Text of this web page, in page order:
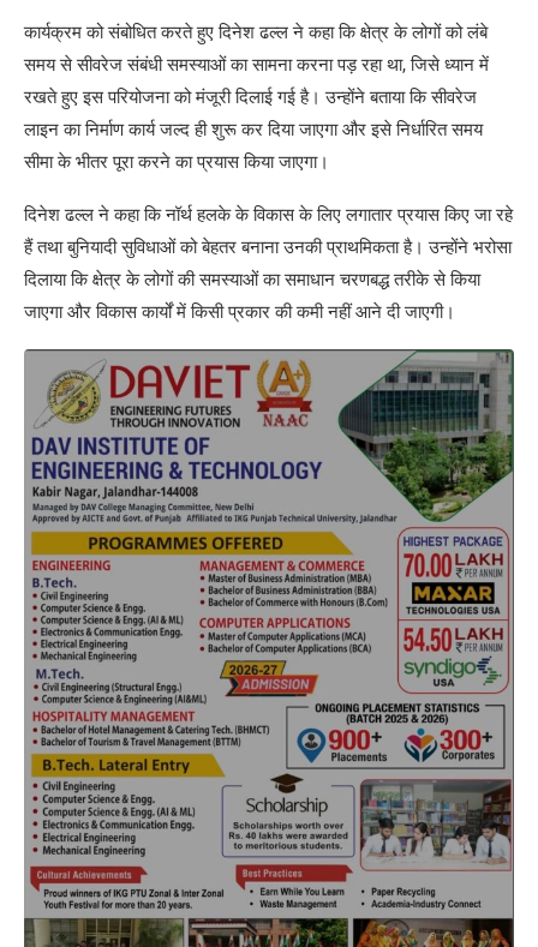
कार्यक्रम को संबोधित करते हुए दिनेश ढल्ल ने कहा कि क्षेत्र के लोगों को लंबे
समय से सीवरेज संबंधी समस्याओं का सामना करना पड़ रहा था, जिसे ध्यान में
रखते हुए इस परियोजना को मंजूरी दिलाई गई है। उन्होंने बताया कि सीवरेज
लाइन का निर्माण कार्य जल्द ही शुरू कर दिया जाएगा और इसे निर्धारित समय
सीमा के भीतर पूरा करने का प्रयास किया जाएगा।
दिनेश ढल्ल ने कहा कि नॉर्थ हलके के विकास के लिए लगातार प्रयास किए जा रहे
हैं तथा बुनियादी सुविधाओं को बेहतर बनाना उनकी प्राथमिकता है। उन्होंने भरोसा
दिलाया कि क्षेत्र के लोगों की समस्याओं का समाधान चरणबद्ध तरीके से किया
जाएगा और विकास कार्यों में किसी प्रकार की कमी नहीं आने दी जाएगी।